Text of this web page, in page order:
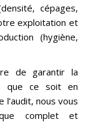
cépages,
exploitation et
(hygiène,
de garantir la
que ce soit en
l’audit, nous vous
complet et